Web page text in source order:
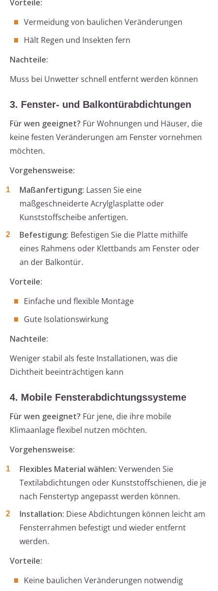
Vorteile:
Vermeidung von baulichen Veränderungen
Hält Regen und Insekten fern
Nachteile:
Muss bei Unwetter schnell entfernt werden können
3. Fenster- und Balkontürabdichtungen
Für wen geeignet? Für Wohnungen und Häuser, die
keine festen Veränderungen am Fenster vornehmen
möchten.
Vorgehensweise:
Maßanfertigung: Lassen Sie eine
maßgeschneiderte Acrylglasplatte oder
Kunststoffscheibe anfertigen.
Befestigung: Befestigen Sie die Platte mithilfe
eines Rahmens oder Klettbands am Fenster oder
an der Balkontür.
Vorteile:
Einfache und flexible Montage
Gute Isolationswirkung
Nachteile:
Weniger stabil als feste Installationen, was die
Dichtheit beeinträchtigen kann
4. Mobile Fensterabdichtungssysteme
Für wen geeignet? Für jene, die ihre mobile
Klimaanlage flexibel nutzen möchten.
Vorgehensweise:
Flexibles Material wählen: Verwenden Sie
Textilabdichtungen oder Kunststoffschienen, die je
nach Fenstertyp angepasst werden können.
Installation: Diese Abdichtungen können leicht am
Fensterrahmen befestigt und wieder entfernt
werden.
Vorteile:
Keine baulichen Veränderungen notwendig